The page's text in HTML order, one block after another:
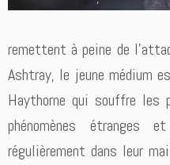
remettent à peine de
Ashtray, le jeune médium
Haythorne qui souffre
phénomènes étranges
régulièrement dans leur